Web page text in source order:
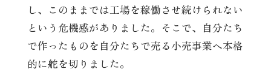
し、このままでは工場を稼働させ続けられない
という危機感がありました。そこで、自分たち
で作ったものを自分たちで売る小売事業へ本格
的に舵を切りました。